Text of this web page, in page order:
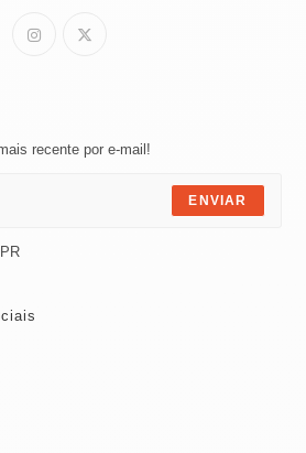
recente por e-mail!
ENVIAR